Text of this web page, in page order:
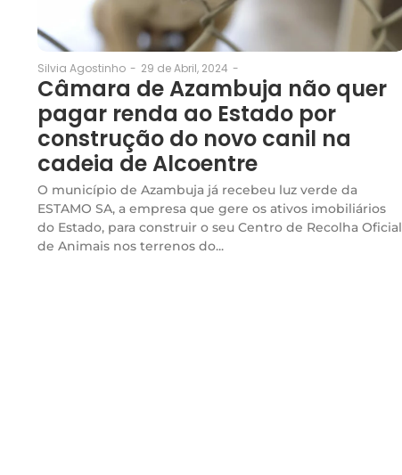
Silvia Agostinho - 29 de Abril, 2024 -
Câmara de Azambuja não quer
pagar renda ao Estado por
construção do novo canil na
cadeia de Alcoentre
O município de Azambuja já recebeu luz verde da
ESTAMO SA, a empresa que gere os ativos imobiliários
do Estado, para construir o seu Centro de Recolha Oficial
de Animais nos terrenos do...